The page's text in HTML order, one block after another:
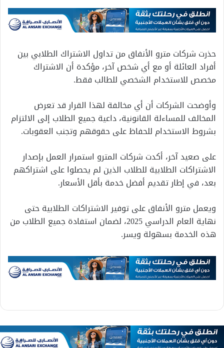
حذرت شركات مترو الأنفاق من تداول الاشتراك الطلابي بين
أفراد العائلة أو مع أي شخص آخر، مؤكدة أن الاشتراك
مخصص للاستخدام الشخصي للطالب فقط.
وأوضحت الشركات أن أي مخالفة لهذا القرار قد تعرض
المخالف للمساءلة القانونية، داعية جميع الطلاب إلى الالتزام
بشروط الاستخدام للحفاظ على حقوقهم وتجنب العقوبات.
على صعيد آخر، أكدت شركات المترو استمرار العمل بإصدار
الاشتراكات الطلابية للطلاب الذين لم يحصلوا على اشتراكهم
بعد، في إطار تقديم أفضل خدمة بأقل الأسعار.
ويعمل مترو الأنفاق على توفير الاشتراكات الطلابية حتى
نهاية العام الدراسي 2025، لضمان استفادة جميع الطلاب من
هذه الخدمة بسهولة ويسر.